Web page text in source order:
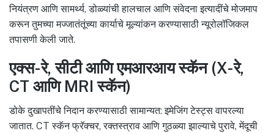
नियंत्रण आणि सामर्थ्य, डोळ्यांची हालचाल आणि संवेदना इत्यादींचे मोजमाप
करून तुमच्या मज्जातंतूंच्या कार्याचे मूल्यांकन करण्यासाठी न्यूरोलॉजिकल
तपासणी केली जाते.
एक्स-रे, सीटी आणि एमआरआय स्कॅन (X-रे,
CT आणि MRI स्कॅन)
डोके दुखापतींचे निदान करण्यासाठी सामान्यत: इमेजिंग टेस्ट्स वापरल्या
जातात. CT स्कॅन फ्रॅक्चर, रक्तस्त्राव आणि गुठळ्या झाल्याचे पुरावे, मेंदूची